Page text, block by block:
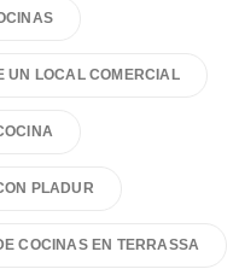
UN LOCAL COMERCIAL
PLADUR
COCINAS EN TERRASSA